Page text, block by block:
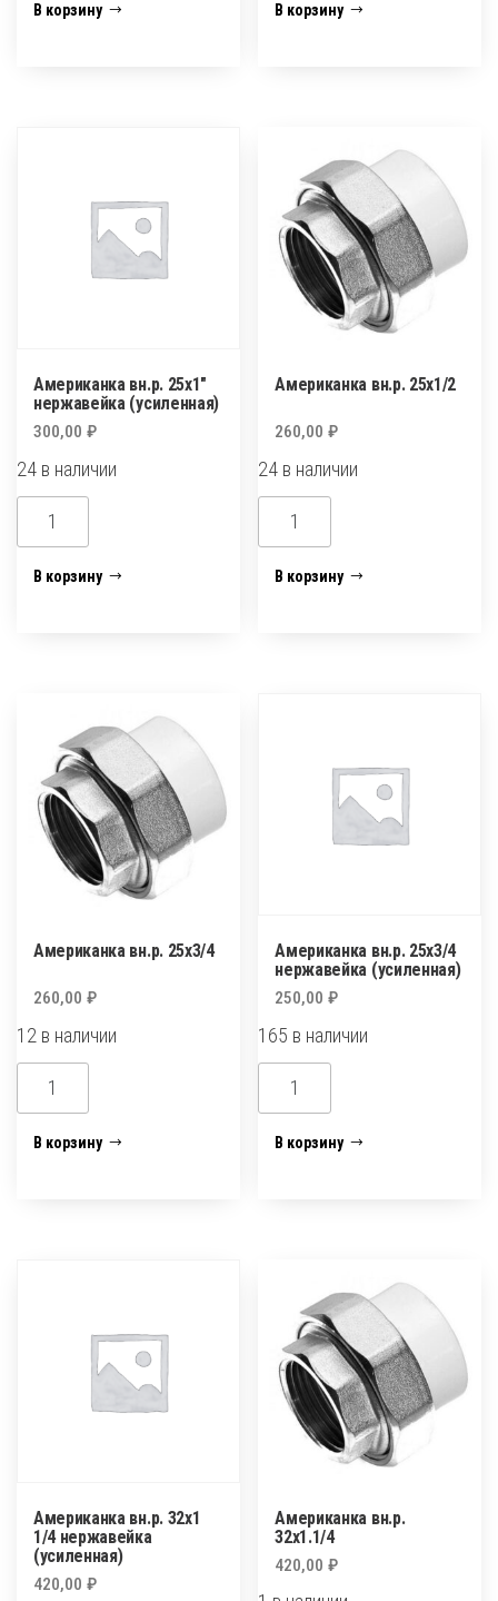
Американка
В корзину
Американка
В корзину
Американка вн.р. 25х1″
нержавейка (усиленная)
300,00 ₽
24 в наличии
Количество
товара
Американка
В корзину
Американка вн.р. 25х1/2
260,00₽
24 в наличии
Количество
товара
Американка
В корзину
Американка вн.р. 25х3/4
260,00 ₽
12 в наличии
Количество
товара
Американка
В корзину
Американка вн.р. 25х3/4
нержавейка (усиленная)
250,00₽
165 в наличии
Количество
товара
Американка
В корзину
Американка вн.р. 32х1
1/4 нержавейка
(усиленная)
420,00 ₽
Американка вн.р.
32х1.1/4
420,00₽